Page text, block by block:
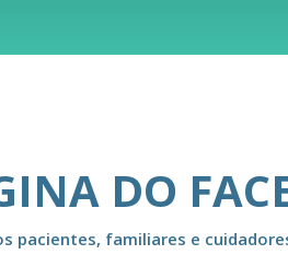
DO
pacientes, familiares e